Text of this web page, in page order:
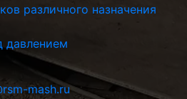
различного назначения
давлением
mash.ru